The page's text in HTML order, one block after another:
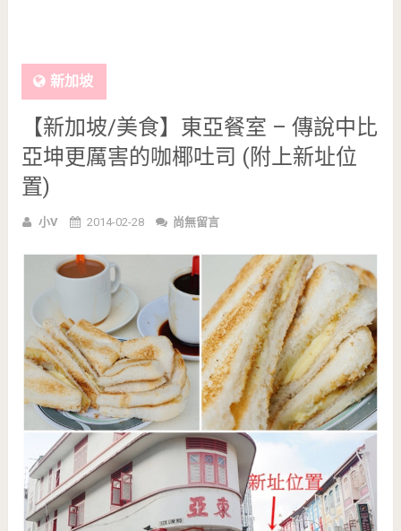
新加坡
【新加坡/美食】東亞餐室 – 傳說中比
亞坤更厲害的咖椰吐司 (附上新址位
置)
小V 2014-02-28 尚無留言